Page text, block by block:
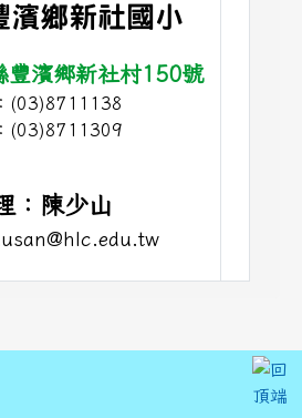
濱鄉新社國小
豐濱鄉新社村150號
(03)8711138
(03)8711309
：陳少山